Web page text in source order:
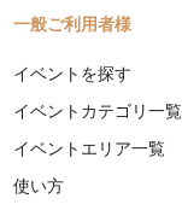
一般ご利用者様
イベントを探す
イベントカテゴリ一覧
イベントエリア一覧
使い方